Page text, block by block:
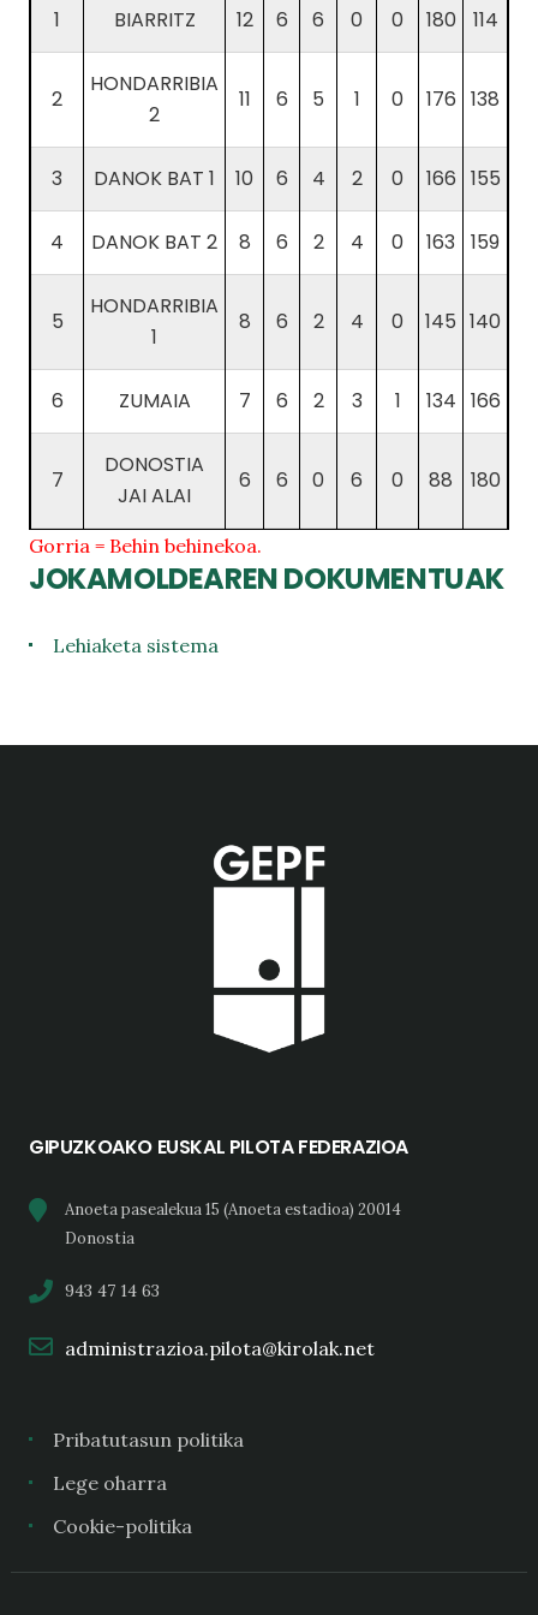
1 BIARRITZ 12 6 6 0 0 180 114
2
HONDARRIBIA
2
11 6 5 1 0 176 138
3 DANOK BAT 1 10 6 4 2 0 166 155
4 DANOK BAT 2 8 6 2 4 0 163 159
5
HONDARRIBIA
1
8 6 2 4 0 145 140
6 ZUMAIA 7 6 2 3 1 134 166
7
DONOSTIA
JAI ALAI
6 6 0 6 0 88 180
Gorria = Behin behinekoa.
JOKAMOLDEAREN DOKUMENTUAK
Lehiaketa sistema
GIPUZKOAKO EUSKAL PILOTA FEDERAZIOA
Anoeta pasealekua 15 (Anoeta estadioa) 20014
Donostia
943 47 14 63
administrazioa.pilota@kirolak.net
Pribatutasun politika
Lege oharra
Cookie-politika